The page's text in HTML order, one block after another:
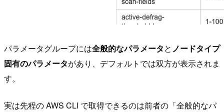
パラメータグループには全般的なパラメータと ノードタイプ
固有のパラメータがあり、デフォルトでは双方が表示されま
す。
実は先程の AWS CLI で取得できるのは前者の「全般的なパ